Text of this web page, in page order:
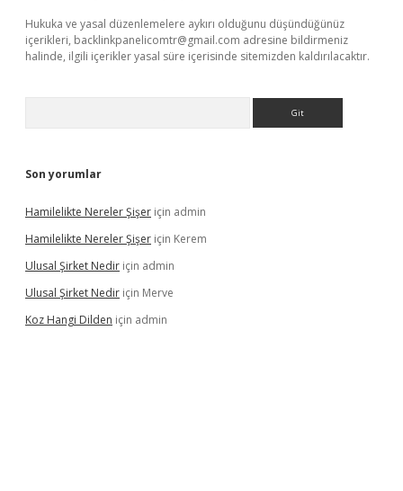
Hukuka ve yasal düzenlemelere aykırı olduğunu düşündüğünüz
içerikleri, backlinkpanelicomtr@gmail.com adresine bildirmeniz
halinde, ilgili içerikler yasal süre içerisinde sitemizden kaldırılacaktır.
Son yorumlar
Hamilelikte Nereler Şişer için admin
Hamilelikte Nereler Şişer için Kerem
Ulusal Şirket Nedir için admin
Ulusal Şirket Nedir için Merve
Koz Hangi Dilden için admin